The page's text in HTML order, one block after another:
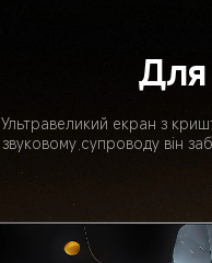
Для
Ультравеликий екран з
звуковому супроводу він